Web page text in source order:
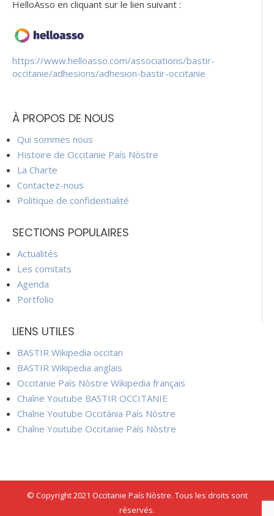
HelloAsso en cliquant sur le lien suivant :
https://www.helloasso.com/associations/bastir-
occitanie/adhesions/adhesion-bastir-occitanie
À PROPOS DE NOUS
Qui sommes nous
Histoire de Occitanie País Nòstre
La Charte
Contactez-nous
Politique de confidentialité
SECTIONS POPULAIRES
Actualités
Les comitats
Agenda
Portfolio
LIENS UTILES
BASTIR Wikipedia occitan
BASTIR Wikipedia anglais
Occitanie País Nòstre Wikipedia français
Chaîne Youtube BASTIR OCCITANIE
Chaîne Youtube Occitània País Nòstre
Chaîne Youtube Occitanie País Nòstre
© Copyright 2021 Occitanie País Nòstre. Tous les droits sont
réservés.